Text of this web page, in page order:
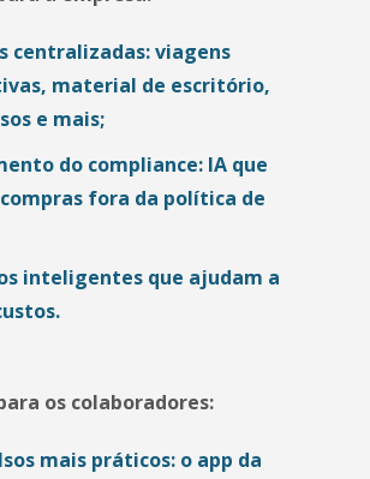
centralizadas: viagens
material de escritório,
e mais;
do compliance: IA que
fora da política de
inteligentes que ajudam a
os colaboradores:
mais práticos: o app da